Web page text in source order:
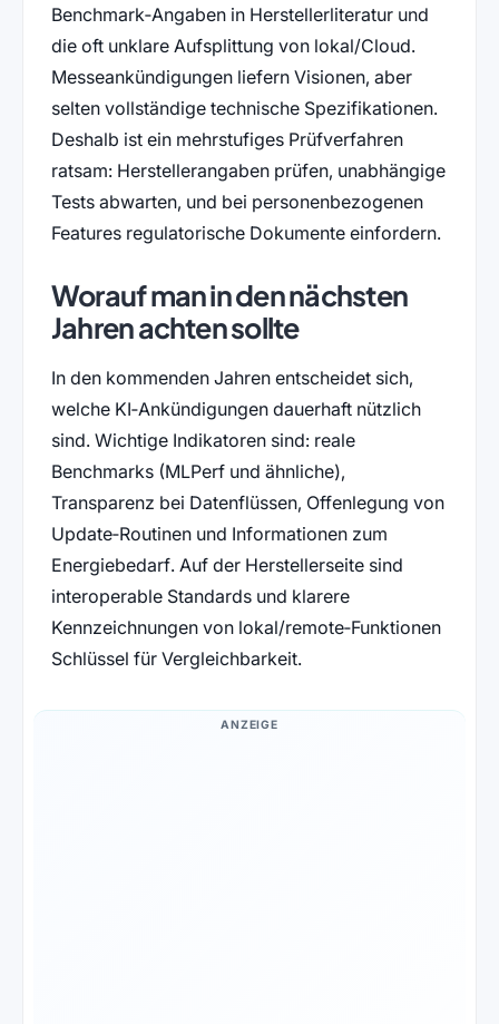
Benchmark‑Angaben in Herstellerliteratur und
die oft unklare Aufsplittung von lokal/Cloud.
Messeankündigungen liefern Visionen, aber
selten vollständige technische Spezifikationen.
Deshalb ist ein mehrstufiges Prüfverfahren
ratsam: Herstellerangaben prüfen, unabhängige
Tests abwarten, und bei personenbezogenen
Features regulatorische Dokumente einfordern.
Worauf man in den nächsten
Jahren achten sollte
In den kommenden Jahren entscheidet sich,
welche KI‑Ankündigungen dauerhaft nützlich
sind. Wichtige Indikatoren sind: reale
Benchmarks (MLPerf und ähnliche),
Transparenz bei Datenflüssen, Offenlegung von
Update‑Routinen und Informationen zum
Energiebedarf. Auf der Herstellerseite sind
interoperable Standards und klarere
Kennzeichnungen von lokal/remote‑Funktionen
Schlüssel für Vergleichbarkeit.
ANZEIGE